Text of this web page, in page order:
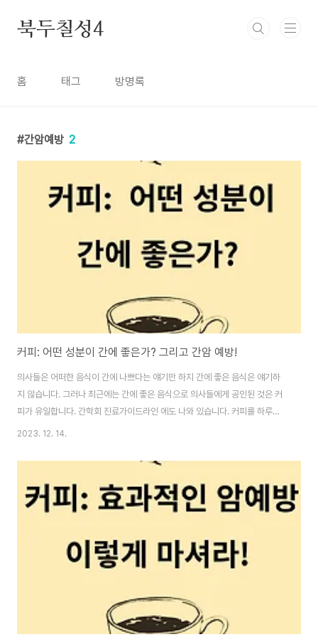
북두칠성4
홈 태그 방명록
간암예방 2
커피: 어떤 성분이 간에 좋은가? 그리고 간암 예방!
의사들은 어떠한 음식이 간에 나쁘다는 얘기만 하지 간에 좋은 음식은 얘기하
지 않습니다. 그러나 최근에는 간에 좋은 음식으로 의사들에게 공인된 것은 커
피가 유일합니다. 간학회 진료가이드라인 에도 나와 있습니다. 커피를 하루
3~5잔 마시면 간암발병과 간경변이 50% 이상 줄고 개선된다고 발표되었습
커피의 진실5. 결론6. 도움 되는 글 이 글에서 나오는 "우리"라는 단어는 간이
나쁜 사람(간염, 간경화, 간암 수술이나 시술을 한 사람)을 뜻 합니다. 1. 커피의
종류 커피의 원두 종류는 아라비카(Arabica)와 로부스타(Robusta) 두 종류
가 있습니다. 우리에게 필요한 카와웰은 아라비카 원두에 많이 들어 있..
2023. 12. 14.